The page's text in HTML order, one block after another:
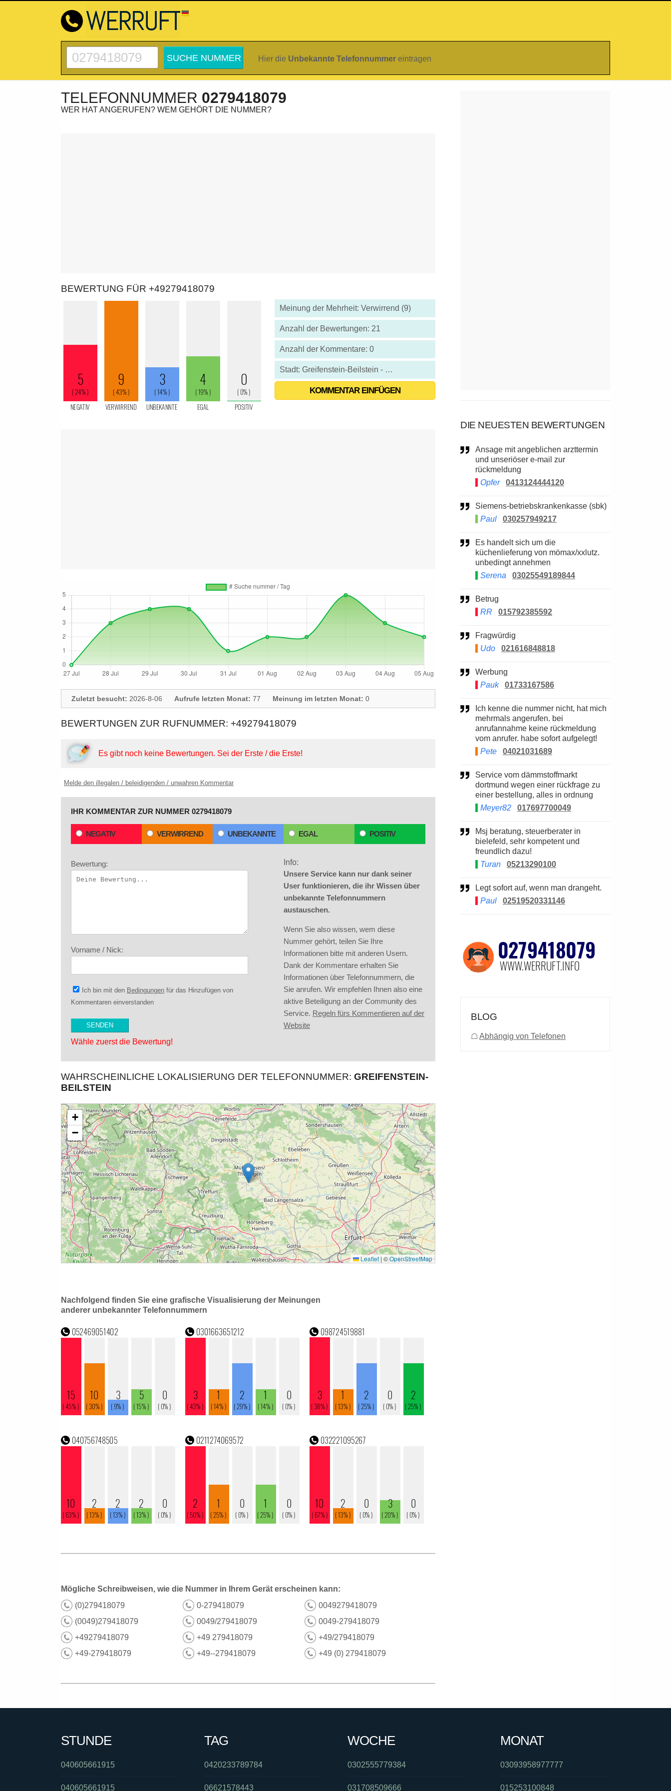
Hier die Unbekannte Telefonnummer eintragen
TELEFONNUMMER 0279418079
WER HAT ANGERUFEN? WEM GEHÖRT DIE NUMMER?
BEWERTUNG FÜR +49279418079
Meinung der Mehrheit: Verwirrend (9)
Anzahl der Bewertungen: 21
Anzahl der Kommentare: 0
Stadt: Greifenstein-Beilstein - Deutschland
KOMMENTAR EINFÜGEN
Zuletzt besucht: 2026-8-06 Aufrufe letzten Monat: 77 Meinung im letzten Monat: 0
BEWERTUNGEN ZUR RUFNUMMER: +49279418079
Es gibt noch keine Bewertungen. Sei der Erste / die Erste!
Melde den illegalen / beleidigenden / unwahren Kommentar
IHR KOMMENTAR ZUR NUMMER 0279418079
NEGATIV VERWIRREND UNBEKANNTE EGAL POSITIV
Bewertung:
Vorname / Nick:
Ich bin mit den Bedingungen für das Hinzufügen von
Kommentaren einverstanden
Wähle zuerst die Bewertung!
Info:
Unsere Service kann nur dank seiner
User funktionieren, die ihr Wissen über
unbekannte Telefonnummern
austauschen.
Wenn Sie also wissen, wem diese
Nummer gehört, teilen Sie Ihre
Informationen bitte mit anderen Usern.
Dank der Kommentare erhalten Sie
Informationen über Telefonnummern, die
Sie anrufen. Wir empfehlen Ihnen also eine
aktive Beteiligung an der Community des
Service. Regeln fürs Kommentieren auf der
Website
WAHRSCHEINLICHE LOKALISIERUNG DER TELEFONNUMMER: GREIFENSTEIN-
BEILSTEIN
Nachfolgend finden Sie eine grafische Visualisierung der Meinungen
anderer unbekannter Telefonnummern
Mögliche Schreibweisen, wie die Nummer in Ihrem Gerät erscheinen kann:
(0)279418079
0-279418079
0049279418079
(0049)279418079
0049/279418079
0049-279418079
+49279418079
+49 279418079
+49/279418079
+49-279418079
+49--279418079 +49 (0) 279418079
DIE NEUESTEN BEWERTUNGEN
Ansage mit angeblichen arzttermin
und unseriöser e-mail zur
rückmeldung
Opfer
0413124444120
Siemens-betriebskrankenkasse (sbk)
Paul
030257949217
Es handelt sich um die
küchenlieferung von mömax/xxlutz.
unbedingt annehmen
Serena
03025549189844
Betrug
RR
015792385592
Fragwürdig
Udo
021616848818
Werbung
Pauk
01733167586
mehrmals angerufen. bei
anrufannahme keine rückmeldung
vom anrufer. habe sofort aufgelegt!
Pete
04021031689
Service vom dämmstoffmarkt
dortmund wegen einer rückfrage zu
einer bestellung, alles in ordnung
Meyer82
017697700049
Msj beratung, steuerberater in
bielefeld, sehr kompetent und
freundlich dazu!
Turan
05213290100
Legt sofort auf, wenn man drangeht.
Paul
02519520331146
BLOG
☖ Abhängig von Telefonen
STUNDE
040605661915
040605661915
TAG
0420233789784
06621578443
WOCHE
0302555779384
031708509666
MONAT
03093958977777
015253100848